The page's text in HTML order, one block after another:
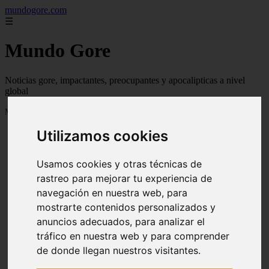
Utilizamos cookies
Usamos cookies y otras técnicas de
rastreo para mejorar tu experiencia de
navegación en nuestra web, para
mostrarte contenidos personalizados y
anuncios adecuados, para analizar el
tráfico en nuestra web y para comprender
de donde llegan nuestros visitantes.
mundogore.com
☰
Mundo Gore
Noticias gore, impactantes, preocupantes y apocalipticas a nivel
global
Mostrando 1 - 24 de 237 artículos